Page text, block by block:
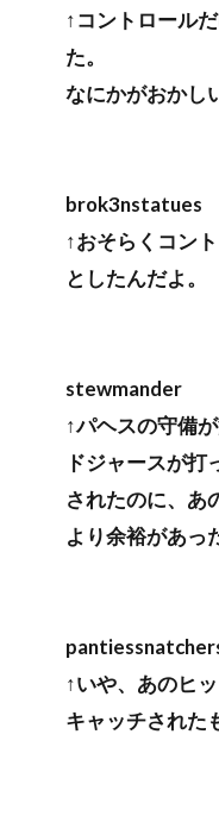
↑コントロール
た。
なにかがおかし
brok3nstatues
↑おそらくコン
としたんだよ。
stewmander
↑パヘスの守備
ドジャースが
されたのに、あ
より余裕があっ
↑いや、あのヒ
キャッチされた